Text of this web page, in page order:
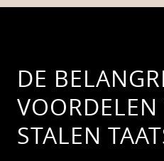
DE
VOORDELEN
STALEN